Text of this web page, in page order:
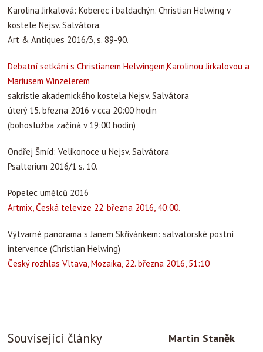
Karolina Jirkalová: Koberec i baldachýn. Christian Helwing v
kostele Nejsv. Salvátora.
Art & Antiques 2016/3, s. 89-90.
Debatní setkání s Christianem Helwingem,Karolinou Jirkalovou a
Mariusem Winzelerem
sakristie akademického kostela Nejsv. Salvátora
úterý 15. března 2016 v cca 20:00 hodin
(bohoslužba začíná v 19:00 hodin)
Ondřej Šmíd: Velikonoce u Nejsv. Salvátora
Psalterium 2016/1 s. 10.
Popelec umělců 2016
Artmix, Česká televize 22. března 2016, 40:00.
Výtvarné panorama s Janem Skřivánkem: salvatorské postní
intervence (Christian Helwing)
Český rozhlas Vltava, Mozaika, 22. března 2016, 51:10
Související články Martin Staněk